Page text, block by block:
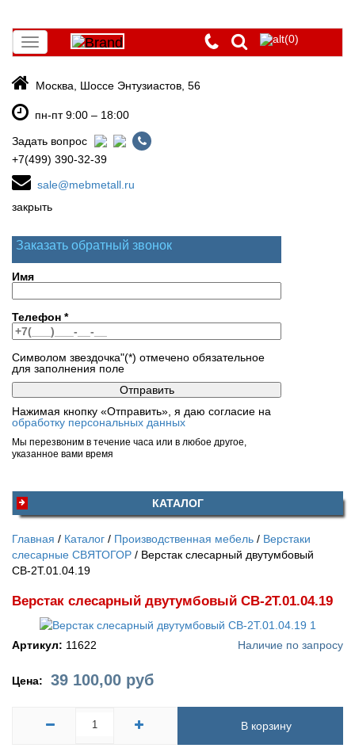
Toggle
navigation
(0)
Москва, Шоссе Энтузиастов, 56
пн-пт 9:00 – 18:00
Задать вопрос
+7(499) 390-32-39
sale@mebmetall.ru
закрыть
Заказать обратный звонок
Имя
Телефон *
Символом звездочка"(*) отмечено обязательное
для заполнения поле
Нажимая кнопку «Отправить», я даю согласие на
обработку персональных данных
Мы перезвоним в течение часа или в любое другое,
указанное вами время
КАТАЛОГ
Главная Каталог Производственная мебель
Верстаки
слесарные СВЯТОГОР
Верстак слесарный двутумбовый
СВ-2Т.01.04.19
Верстак слесарный двутумбовый СВ-2Т.01.04.19
Артикул: 11622 Наличие по запросу
Цена: 39 100,00 руб
В корзину